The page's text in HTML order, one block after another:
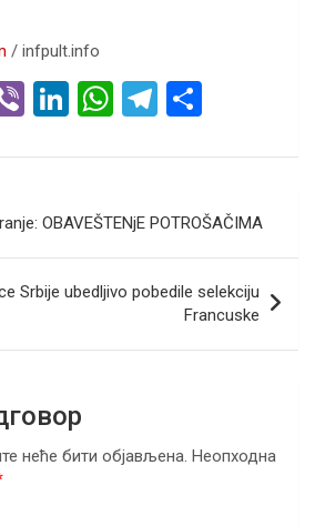
/ infpult.info
Vi
er
Li
ke
dI
n
W
at
s
A
T
e
gr
a
m
ar
e
OBAVEŠTENjE POTROŠAČIMA
Srbije ubedljivo pobedile selekciju
Francuske
неће бити објављена. Неопходна